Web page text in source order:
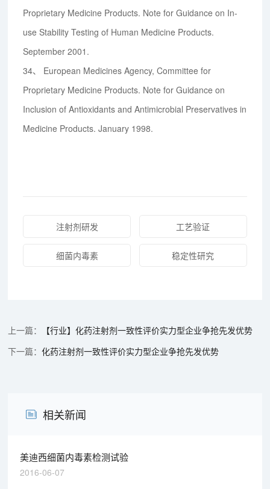
Proprietary Medicine Products. Note for Guidance on In-
use Stability Testing of Human Medicine Products.
September 2001.
34、
European Medicines Agency, Committee for
Proprietary Medicine Products. Note for Guidance on
Inclusion of Antioxidants and Antimicrobial Preservatives in
Medicine Products. January 1998.
注射剂研发 工艺验证
细菌内毒素 稳定性研究
【行业】化药注射剂一致性评价实力型企业争抢先发优势
化药注射剂一致性评价实力型企业争抢先发优势
相关新闻
美迪西细菌内毒素检测试验
2016-06-07